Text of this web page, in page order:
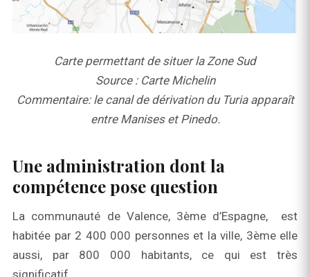
Carte permettant de situer la Zone Sud
Source : Carte Michelin
Commentaire: le canal de dérivation du Turia apparaît
entre Manises et Pinedo.
Une administration dont la
compétence pose question
La communauté de Valence, 3ème d’Espagne, est
habitée par 2 400 000 personnes et la ville, 3ème elle
aussi, par 800 000 habitants, ce qui est très